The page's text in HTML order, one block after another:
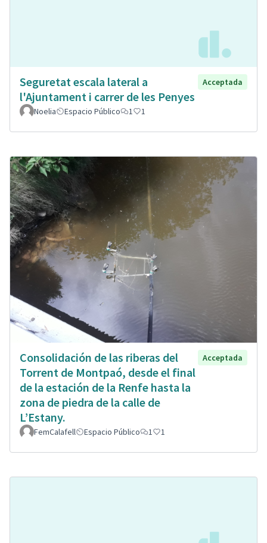
Seguretat escala lateral a
l'Ajuntament i carrer de les Penyes
Acceptada
Noelia Espacio Público 1 1
Consolidación de las riberas del
Torrent de Montpaó, desde el final
de la estación de la Renfe hasta la
zona de piedra de la calle de
L’Estany.
Acceptada
FemCalafell Espacio Público 1 1